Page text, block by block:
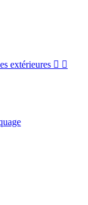
extérieures  